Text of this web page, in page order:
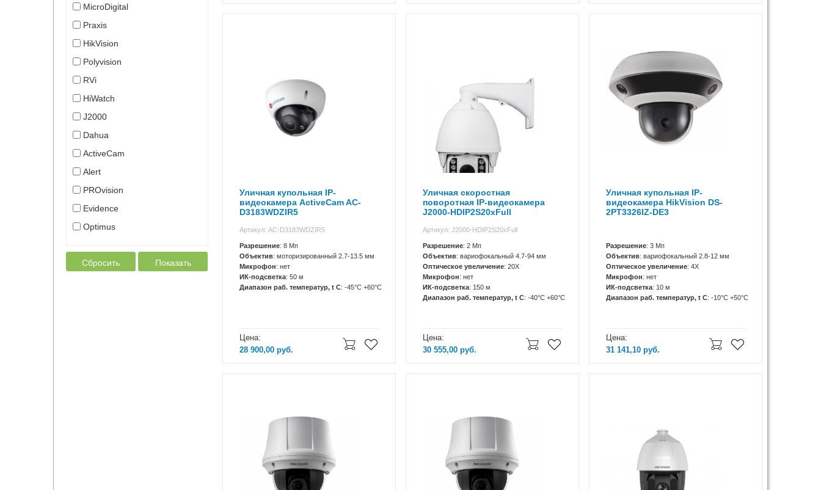
MicroDigital
Praxis
HikVision
Polyvision
RVi
HiWatch
J2000
Dahua
ActiveCam
Alert
PROvision
Evidence
Optimus
Сбросить Показать
Уличная купольная IP-
видеокамера ActiveCam AC-
D3183WDZIR5
Артикул: AC-D3183WDZIR5
Разрешение: 8 Мп
Объектив: моторизированный 2.7-13.5 мм
Микрофон: нет
ИК-подсветка: 50 м
Диапазон раб. температур, t C: -45°C +60°C
Цена:
28 900,00 руб.
Уличная скоростная
поворотная IP-видеокамера
J2000-HDIP2S20xFull
Артикул: J2000-HDIP2S20xFull
Разрешение: 2 Мп
Объектив: вариофокальный 4.7-94 мм
Оптическое увеличение: 20X
Микрофон: нет
ИК-подсветка: 150 м
Диапазон раб. температур, t C: -40°С +60°С
Цена:
30 555,00руб.
Уличная купольная IP-
видеокамера HikVision DS-
2PT3326IZ-DE3
Разрешение: 3 Мп
Объектив: вариофокальный 2.8-12 мм
Оптическое увеличение: 4X
Микрофон: нет
ИК-подсветка: 10 м
Диапазон раб. температур, t C: -10°C +50°C
Цена:
31 141,10руб.